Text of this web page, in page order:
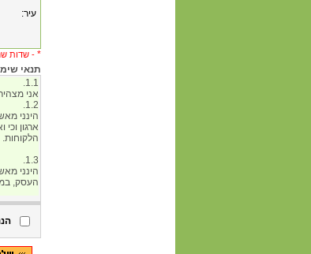
שדות שחובה למלא - *
תנאי